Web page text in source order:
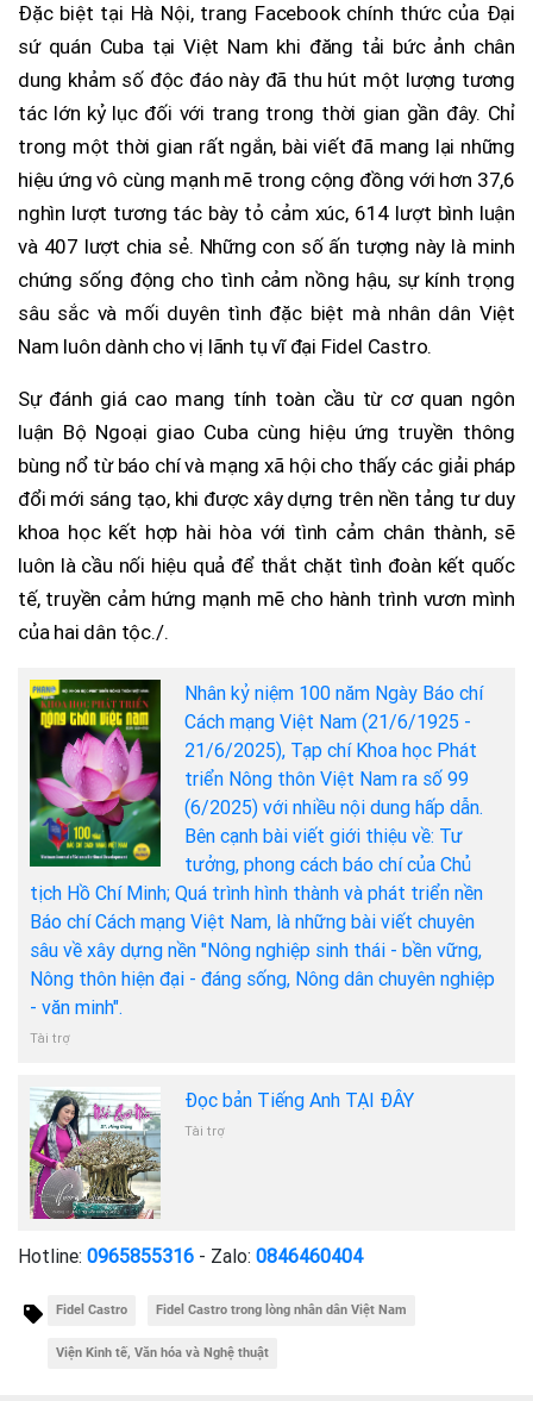
Đặc biệt tại Hà Nội, trang Facebook chính thức của Đại
sứ quán Cuba tại Việt Nam khi đăng tải bức ảnh chân
dung khảm số độc đáo này đã thu hút một lượng tương
tác lớn kỷ lục đối với trang trong thời gian gần đây. Chỉ
trong một thời gian rất ngắn, bài viết đã mang lại những
hiệu ứng vô cùng mạnh mẽ trong cộng đồng với hơn 37,6
nghìn lượt tương tác bày tỏ cảm xúc, 614 lượt bình luận
và 407 lượt chia sẻ. Những con số ấn tượng này là minh
chứng sống động cho tình cảm nồng hậu, sự kính trọng
sâu sắc và mối duyên tình đặc biệt mà nhân dân Việt
Nam luôn dành cho vị lãnh tụ vĩ đại Fidel Castro.
Sự đánh giá cao mang tính toàn cầu từ cơ quan ngôn
luận Bộ Ngoại giao Cuba cùng hiệu ứng truyền thông
bùng nổ từ báo chí và mạng xã hội cho thấy các giải pháp
đổi mới sáng tạo, khi được xây dựng trên nền tảng tư duy
khoa học kết hợp hài hòa với tình cảm chân thành, sẽ
luôn là cầu nối hiệu quả để thắt chặt tình đoàn kết quốc
tế, truyền cảm hứng mạnh mẽ cho hành trình vươn mình
của hai dân tộc./.
Nhân kỷ niệm 100 năm Ngày Báo chí
Cách mạng Việt Nam (21/6/1925 -
21/6/2025), Tạp chí Khoa học Phát
triển Nông thôn Việt Nam ra số 99
(6/2025) với nhiều nội dung hấp dẫn.
Bên cạnh bài viết giới thiệu về: Tư
tưởng, phong cách báo chí của Chủ
tịch Hồ Chí Minh; Quá trình hình thành và phát triển nền
Báo chí Cách mạng Việt Nam, là những bài viết chuyên
sâu về xây dựng nền "Nông nghiệp sinh thái - bền vững,
Nông thôn hiện đại - đáng sống, Nông dân chuyên nghiệp
- văn minh".
Tài trợ
Đọc bản Tiếng Anh TẠI ĐÂY
Tài trợ
Hotline: 0965855316 - Zalo: 0846460404
Fidel Castro Fidel Castro trong lòng nhân dân Việt Nam
Viện Kinh tế, Văn hóa và Nghệ thuật